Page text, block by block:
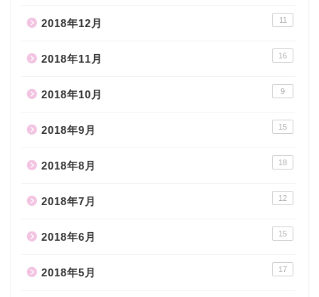
2018年12月 11
2018年11月 16
2018年10月 9
2018年9月 15
2018年8月 18
2018年7月 12
2018年6月 15
2018年5月 17